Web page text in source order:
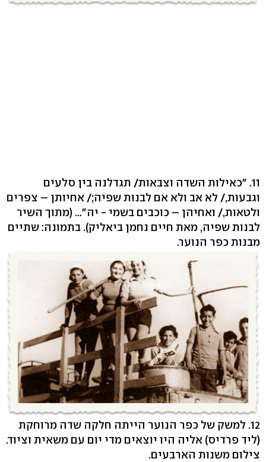
11. "כאילות השדה וצבאות/ תגדלנה בין סלעים
וגבעות,/ לא אב ולא אם לבנות שפיה;/ אחיותן – צפרים
ולטאות,/ ואחיהן – כוכבים בשמי - יה"... (מתוך השיר
לבנות שפיה, מאת חיים נחמן ביאליק). בתמונה: שתיים
מבנות כפר הנוער.
12. למשק של כפר הנוער הייתה חלקה שדה מרוחקת
(ליד פרדיס) אליה היו יוצאים מדי יום עם משאית וציוד.
צילום משנות הארבעים.